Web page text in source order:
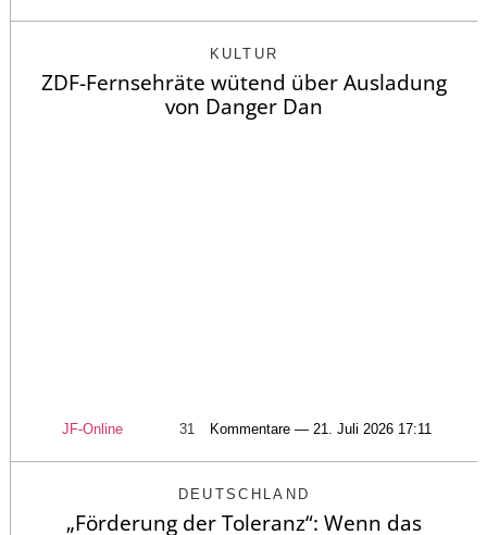
KULTUR
ZDF-Fernsehräte wütend über Ausladung
von Danger Dan
JF-Online 31 Kommentare — 21. Juli 2026 17:11
DEUTSCHLAND
„Förderung der Toleranz“: Wenn das